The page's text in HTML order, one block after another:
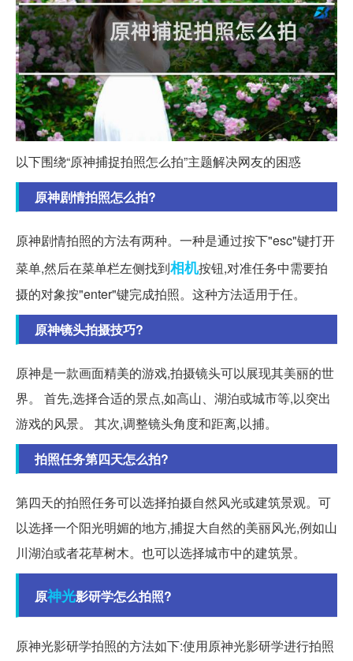
以下围绕“原神捕捉拍照怎么拍”主题解决网友的困惑
原神剧情拍照怎么拍?
原神剧情拍照的方法有两种。一种是通过按下"esc"键打开
菜单,然后在菜单栏左侧找到相机按钮,对准任务中需要拍
摄的对象按"enter"键完成拍照。这种方法适用于任。
原神镜头拍摄技巧?
原神是一款画面精美的游戏,拍摄镜头可以展现其美丽的世
界。 首先,选择合适的景点,如高山、湖泊或城市等,以突出
游戏的风景。 其次,调整镜头角度和距离,以捕。
拍照任务第四天怎么拍?
第四天的拍照任务可以选择拍摄自然风光或建筑景观。可
以选择一个阳光明媚的地方,捕捉大自然的美丽风光,例如山
川湖泊或者花草树木。也可以选择城市中的建筑景。
原神光影研学怎么拍照?
原神光影研学拍照的方法如下:使用原神光影研学进行拍照